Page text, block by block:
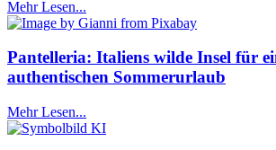
Mehr Lesen...
Pantelleria: Italiens wilde Insel für
authentischen Sommerurlaub
Mehr Lesen...